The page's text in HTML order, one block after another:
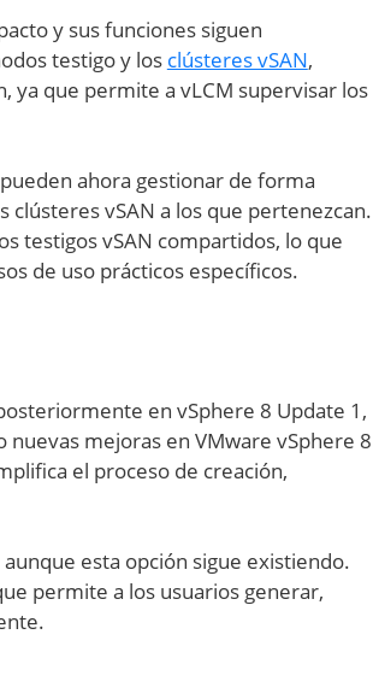
y sus funciones siguen
testigo y los clústeres vSAN,
ya que permite a vLCM supervisar los
ahora gestionar de forma
vSAN a los que pertenezcan.
testigos vSAN compartidos, lo que
de uso prácticos específicos.
en vSphere 8 Update 1,
mejoras en VMware vSphere 8
el proceso de creación,
esta opción sigue existiendo.
permite a los usuarios generar,